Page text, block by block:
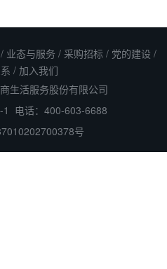
/ 业态与服务 / 采购招标 / 党的建设 /
/ 加入我们
生活服务股份有限公司
电话：400-603-6688
号